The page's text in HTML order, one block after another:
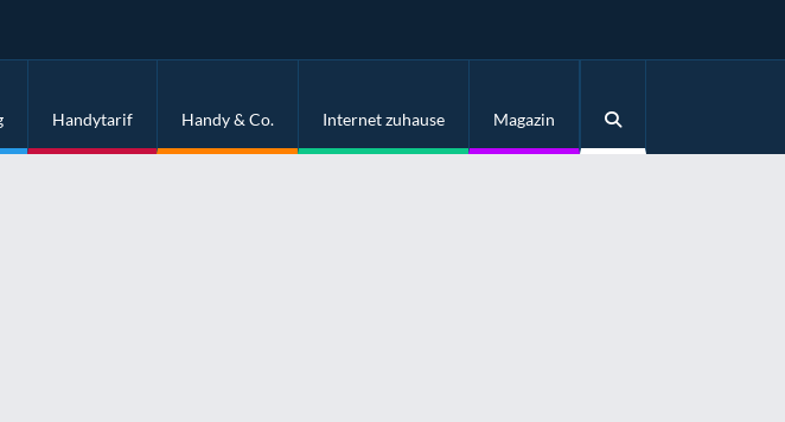
Handytarif Handy & Co. Internet zuhause Magazin